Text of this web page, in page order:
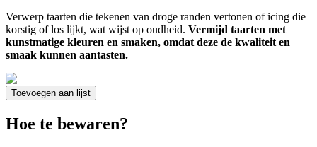
Verwerp taarten die tekenen van droge randen vertonen of icing die
korstig of los lijkt, wat wijst op oudheid. Vermijd taarten met
kunstmatige kleuren en smaken, omdat deze de kwaliteit en
smaak kunnen aantasten.
Toevoegen aan lijst
Hoe te bewaren?